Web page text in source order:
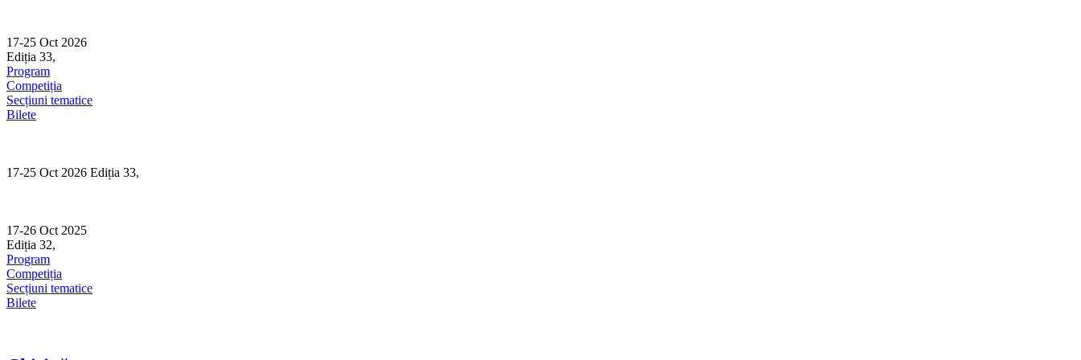
content
17-25 Oct 2026
Ediția 33,
Program
Competiția
Secțiuni tematice
Bilete
17-25 Oct 2026 Ediția 33,
17-26 Oct 2025
Ediția 32,
Program
Competiția
Secțiuni tematice
Bilete